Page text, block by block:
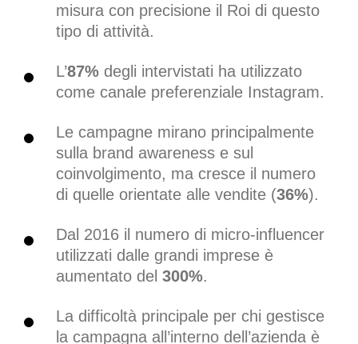
misura con precisione il Roi di questo
tipo di attività.
L’87% degli intervistati ha utilizzato
come canale preferenziale Instagram.
Le campagne mirano principalmente
sulla brand awareness e sul
coinvolgimento, ma cresce il numero
di quelle orientate alle vendite (36%).
Dal 2016 il numero di micro-influencer
utilizzati dalle grandi imprese è
aumentato del 300%.
La difficoltà principale per chi gestisce
la campagna all’interno dell’azienda è